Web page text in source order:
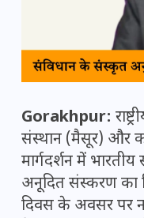
Gorakhpur:
संस्थान (मैसूर) और
मार्गदर्शन में
अनूदित संस्करण का
दिवस के अवसर पर